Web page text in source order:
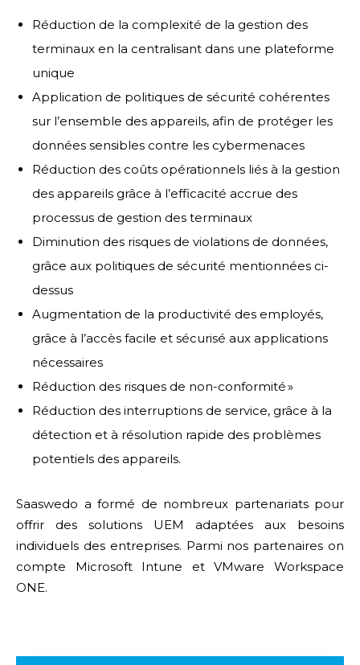
Réduction de la complexité de la gestion des
terminaux en la centralisant dans une plateforme
unique
Application de politiques de sécurité cohérentes
sur l’ensemble des appareils, afin de protéger les
données sensibles contre les cybermenaces
Réduction des coûts opérationnels liés à la gestion
des appareils grâce à l’efficacité accrue des
processus de gestion des terminaux
Diminution des risques de violations de données,
grâce aux politiques de sécurité mentionnées ci-
dessus
Augmentation de la productivité des employés,
grâce à l’accès facile et sécurisé aux applications
nécessaires
Réduction des risques de non-conformité »
Réduction des interruptions de service, grâce à la
détection et à résolution rapide des problèmes
potentiels des appareils.
Saaswedo a formé de nombreux partenariats pour
offrir des solutions UEM adaptées aux besoins
individuels des entreprises. Parmi nos partenaires on
compte Microsoft Intune et VMware Workspace
ONE.